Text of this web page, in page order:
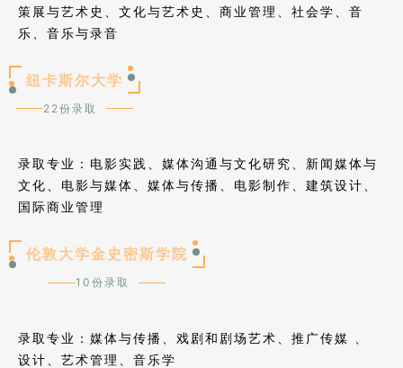
策展与艺术史、文化与艺术史、商业管理、社会学、音
乐、音乐与录音
纽卡斯尔大学
22份录取
录取专业： 电影实践、媒体沟通与文化研究、新闻媒体与
文化、电影与媒体、媒体与传播、电影制作、建筑设计、
国际商业管理
伦敦大学金史密斯学院
10份录取
录取专业： 媒体与传播、戏剧和剧场艺术、推广传媒 、
设计、艺术管理、音乐学